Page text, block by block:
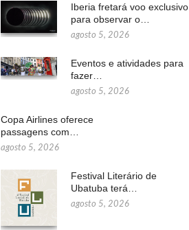
Iberia fretará voo exclusivo
para observar o…
agosto 5, 2026
Eventos e atividades para
fazer…
agosto 5, 2026
Copa Airlines oferece
passagens com…
agosto 5, 2026
Festival Literário de
Ubatuba terá…
agosto 5, 2026